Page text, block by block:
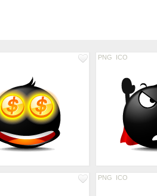
PNG ICO
PNG ICO